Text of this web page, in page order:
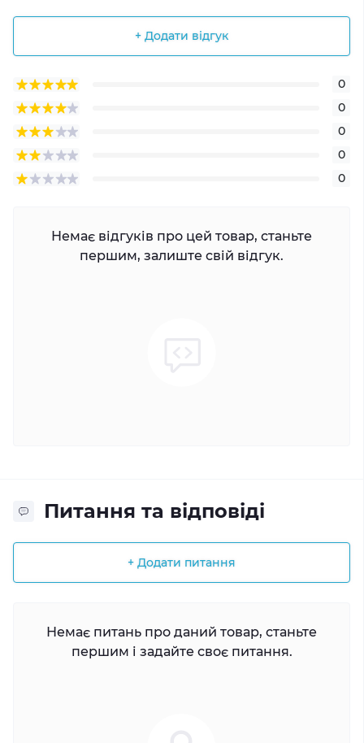
+ Додати відгук
0
0
0
0
0
Немає відгуків про цей товар, станьте
першим, залиште свій відгук.
Питання та відповіді
+ Додати питання
Немає питань про даний товар, станьте
першим і задайте своє питання.